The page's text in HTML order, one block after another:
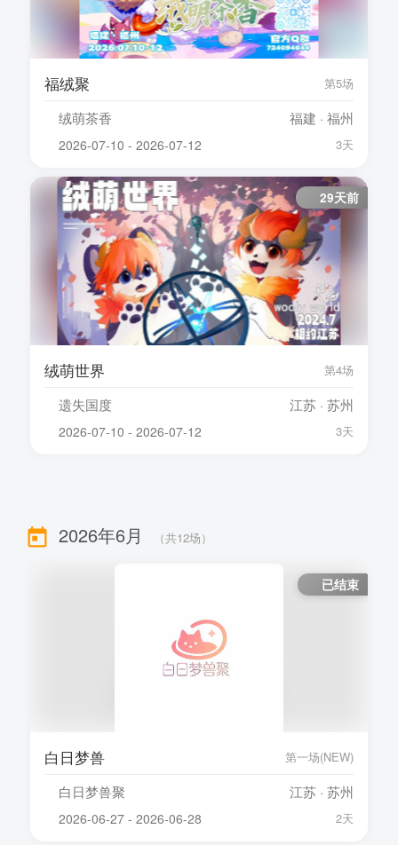
福绒聚 第5场
绒萌茶香 福建 · 福州
2026-07-10 - 2026-07-12 3天
29天前
绒萌世界 第4场
遗失国度 江苏 · 苏州
2026-07-10 - 2026-07-12 3天
2026年6月 （共12场）
已结束
白日梦兽 第一场(NEW)
白日梦兽聚 江苏 · 苏州
2026-06-27 - 2026-06-28 2天